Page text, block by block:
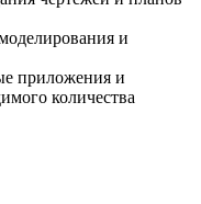
и
приложения и
количества